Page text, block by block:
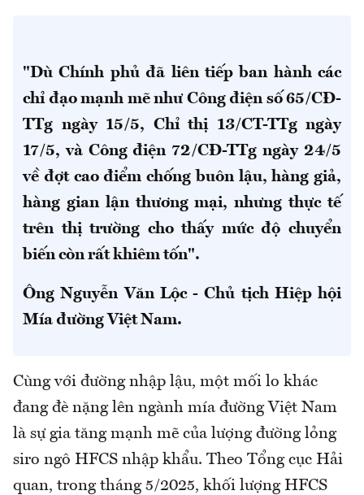
"Dù Chính phủ đã liên tiếp ban hành các
chỉ đạo mạnh mẽ như Công điện số 65/CĐ-
TTg ngày 15/5, Chỉ thị 13/CT-TTg ngày
17/5, và Công điện 72/CĐ-TTg ngày 24/5
về đợt cao điểm chống buôn lậu, hàng giả,
hàng gian lận thương mại, nhưng thực tế
trên thị trường cho thấy mức độ chuyển
biến còn rất khiêm tốn".
Ông Nguyễn Văn Lộc - Chủ tịch Hiệp hội
Mía đường Việt Nam.
Cùng với đường nhập lậu, một mối lo khác
đang đè nặng lên ngành mía đường Việt Nam
là sự gia tăng mạnh mẽ của lượng đường lỏng
siro ngô HFCS nhập khẩu. Theo Tổng cục Hải
quan, trong tháng 5/2025, khối lượng HFCS